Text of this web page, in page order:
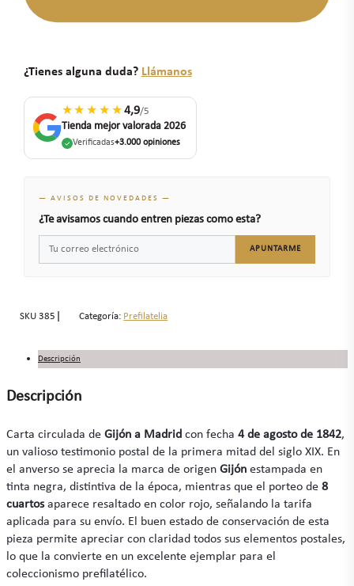
¿Tienes alguna duda? Llámanos
★★★★★4,9/5
Tienda mejor valorada 2026
Verificadas+3.000 opiniones
— AVISOS DE NOVEDADES —
¿Te avisamos cuando entren piezas como esta?
APUNTARME
SKU385 Categoría: Prefilatelia
Descripción
Descripción
Carta circulada de Gijón a Madrid con fecha 4 de agosto de 1842,
un valioso testimonio postal de la primera mitad del siglo XIX. En
el anverso se aprecia la marca de origen Gijón estampada en
tinta negra, distintiva de la época, mientras que el porteo de 8
cuartosaparece resaltado en color rojo, señalando la tarifa
aplicada para su envío. El buen estado de conservación de esta
pieza permite apreciar con claridad todos sus elementos postales,
lo que la convierte en un excelente ejemplar para el
coleccionismo prefilatélico.